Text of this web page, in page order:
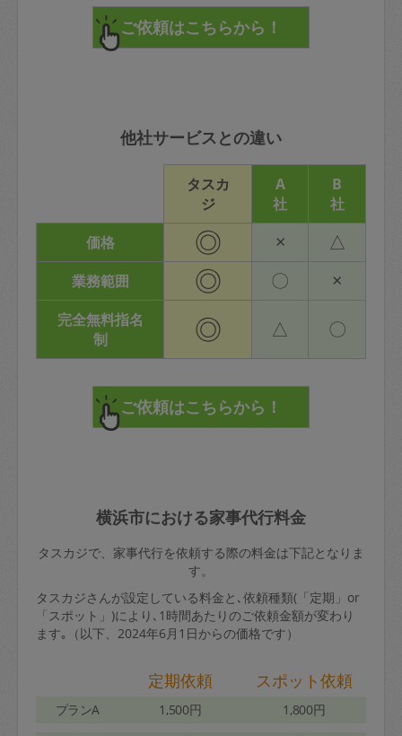
他社サービスとの違い
タスカ
ジ
A
社
B
社
価格
◎ × △
業務範囲 ◎ 〇 ×
完全無料指名
制
◎ △ 〇
横浜市における家事代行料金
タスカジで、家事代行を依頼する際の料金は下記となりま
す。
タスカジさんが設定している料金と､依頼種類(「定期」or
「スポット」)により､1時間あたりのご依頼金額が変わり
ます｡（以下、2024年6月1日からの価格です）
定期依頼 スポット依頼
プランA 1,500円 1,800円